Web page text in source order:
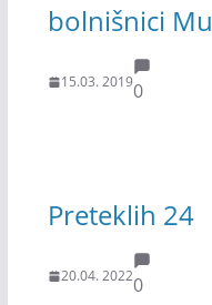
bolnišnici
15.03. 20190
Preteklih 24
20.04. 20220